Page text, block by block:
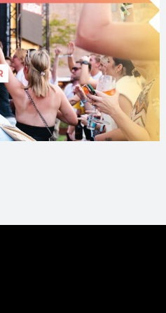
Jetzt online:
#BANDtalk mit WEP
Start-up Eversion und
ihren Angels